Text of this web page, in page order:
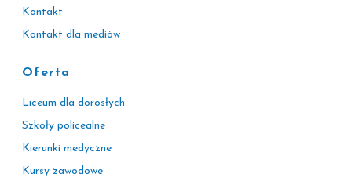
Kontakt
Kontakt dla mediów
Oferta
Liceum dla dorosłych
Szkoły policealne
Kierunki medyczne
Kursy zawodowe